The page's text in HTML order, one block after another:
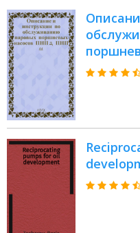
11 : На